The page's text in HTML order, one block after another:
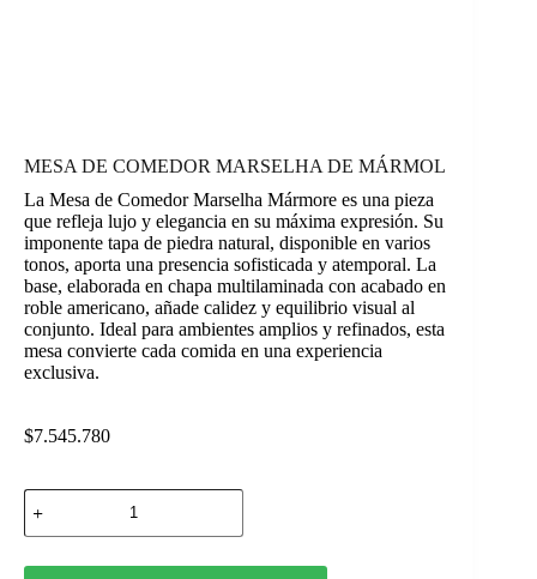
MESA DE COMEDOR MARSELHA DE MÁRMOL
La Mesa de Comedor Marselha Mármore es una pieza
que refleja lujo y elegancia en su máxima expresión. Su
imponente tapa de piedra natural, disponible en varios
tonos, aporta una presencia sofisticada y atemporal. La
base, elaborada en chapa multilaminada con acabado en
roble americano, añade calidez y equilibrio visual al
conjunto. Ideal para ambientes amplios y refinados, esta
mesa convierte cada comida en una experiencia
exclusiva.
$7.545.780
MESA
DE
COMEDOR